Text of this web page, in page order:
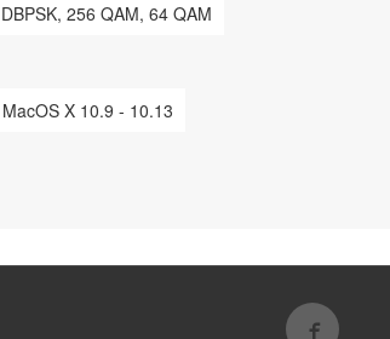
256 QAM, 64 QAM
X 10.9 - 10.13